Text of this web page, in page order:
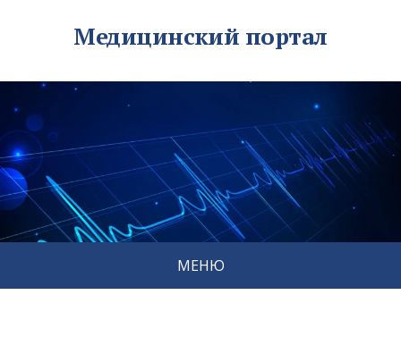
Медицинский портал
МЕНЮ